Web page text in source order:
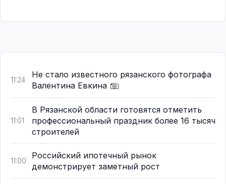
11:24
Не стало известного рязанского фотографа
Валентина Евкина
11:01
В Рязанской области готовятся отметить
профессиональный праздник более 16 тысяч
строителей
11:00
Российский ипотечный рынок
демонстрирует заметный рост